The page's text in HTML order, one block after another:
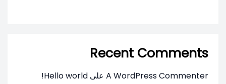
Recent Comments
A WordPress Commenter على Hello world!